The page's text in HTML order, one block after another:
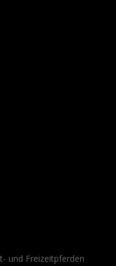
und Freizeitpferden